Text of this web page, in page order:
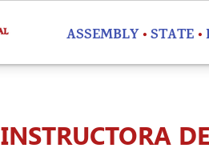
ASSEMBLY STATE
INSTRUCTORA